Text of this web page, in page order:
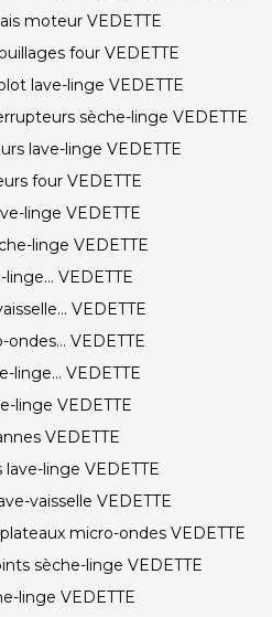
moteur VEDETTE
four VEDETTE
lave-linge VEDETTE
sèche-linge VEDETTE
lave-linge VEDETTE
four VEDETTE
linge VEDETTE
linge VEDETTE
linge... VEDETTE
VEDETTE
ondes... VEDETTE
linge... VEDETTE
linge VEDETTE
VEDETTE
linge VEDETTE
vaisselle VEDETTE
micro-ondes VEDETTE
sèche-linge VEDETTE
linge VEDETTE